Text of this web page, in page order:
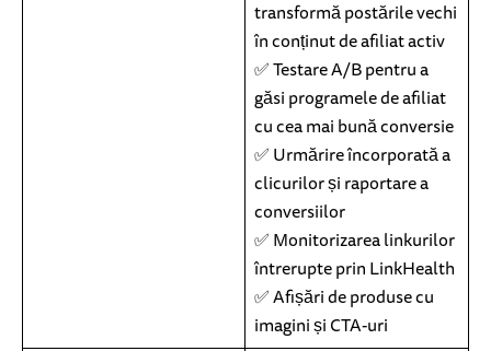
transformă postările vechi
în conținut de afiliat activ
✅ Testare A/B pentru a
găsi programele de afiliat
cu cea mai bună conversie
✅ Urmărire încorporată a
clicurilor și raportare a
conversiilor
✅ Monitorizarea linkurilor
întrerupte prin LinkHealth
✅ Afișări de produse cu
imagini și CTA-uri